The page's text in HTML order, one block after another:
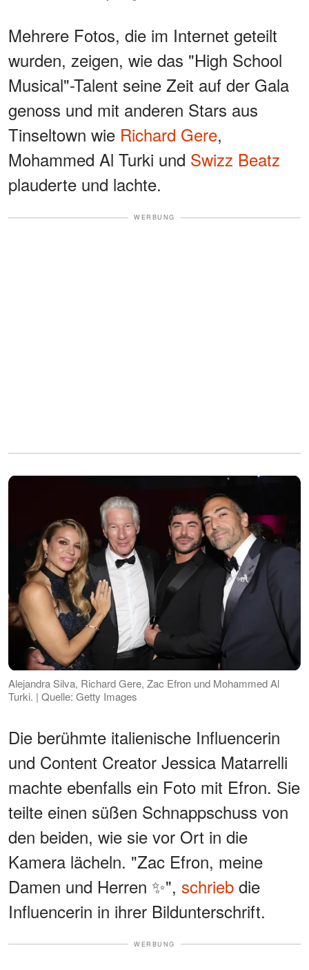
Mehrere Fotos, die im Internet geteilt
wurden, zeigen, wie das "High School
Musical"-Talent seine Zeit auf der Gala
genoss und mit anderen Stars aus
Tinseltown wie Richard Gere,
Mohammed Al Turki und Swizz Beatz
plauderte und lachte.
WERBUNG
Alejandra Silva, Richard Gere, Zac Efron und Mohammed Al
Turki. | Quelle: Getty Images
Die berühmte italienische Influencerin
und Content Creator Jessica Matarrelli
machte ebenfalls ein Foto mit Efron. Sie
teilte einen süßen Schnappschuss von
den beiden, wie sie vor Ort in die
Kamera lächeln. "Zac Efron, meine
Damen und Herren ✨", schrieb die
Influencerin in ihrer Bildunterschrift.
WERBUNG